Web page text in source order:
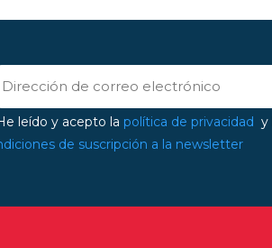
leído y acepto la política de privacidad y
de suscripción a la newsletter